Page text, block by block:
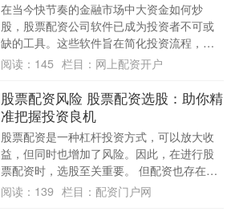
在当今快节奏的金融市场中大资金如何炒
股，股票配资公司软件已成为投资者不可或
缺的工具。这些软件旨在简化投资流程，让
您轻松掌控投资组合。 吉首股票配资拥有经
阅读： 145 栏目： 网上配资开户
股票配资风险 股票配资选股：助你精
准把握投资良机
股票配资是一种杠杆投资方式，可以放大收
益，但同时也增加了风险。因此，在进行股
票配资时，选股至关重要。 但配资也存在风
险。首先，配资会放大亏损。如果股市下
阅读： 139 栏目： 配资门户网